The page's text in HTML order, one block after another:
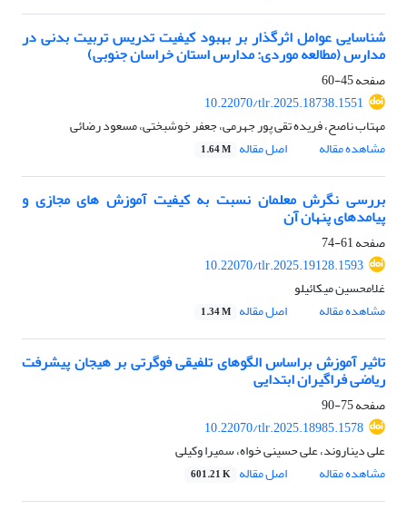
شناسایی عوامل اثرگذار بر بهبود کیفیت تدریس تربیت بدنی در
مدارس (مطالعه موردی: مدارس استان خراسان جنوبی)
صفحه45-60
10.22070/tlr.2025.18738.1551
مهتاب ناصح، فریده تقی پور جهرمی، جعفر خوشبختی، مسعود رضائی
مشاهده مقاله
اصل مقاله 1.64 M
بررسی نگرش معلمان نسبت به کیفیت آموزش های مجازی و
پیامدهای پنهان آن
صفحه61-74
10.22070/tlr.2025.19128.1593
غلامحسین میکائیلو
مشاهده مقاله
اصل مقاله 1.34 M
تاثیر آموزش براساس الگوهای تلفیقی فوگرتی بر هیجان پیشرفت
ریاضی فراگیران ابتدایی
صفحه75-90
10.22070/tlr.2025.18985.1578
علی دیناروند، علی حسینی خواه، سمیرا وکیلی
مشاهده مقاله
اصل مقاله 601.21 K